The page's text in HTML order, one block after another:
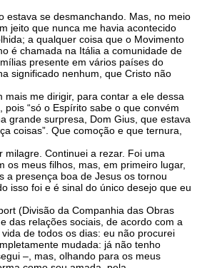
estava se desmanchando. Mas, no meio
jeito que nunca me havia acontecido
a qualquer coisa que o Movimento
é chamada na Itália a comunidade de
presente em vários países do
significado nenhum, que Cristo não
me dirigir, para contar a ele dessa
“só o Espírito sabe o que convém
grande surpresa, Dom Gius, que estava
coisas”. Que comoção e que ternura,
Continuei a rezar. Foi uma
meus filhos, mas, em primeiro lugar,
a presença boa de Jesus os tornou
isso foi e é sinal do único desejo que eu
(Divisão da Companhia das Obras
das relações sociais, de acordo com a
de todos os dias: eu não procurei
mudada: já não tenho
–, mas, olhando para os meus